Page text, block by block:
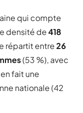
qui compte
densité de418
répartit entre26
(53 %), avec
fait une
nationale (42